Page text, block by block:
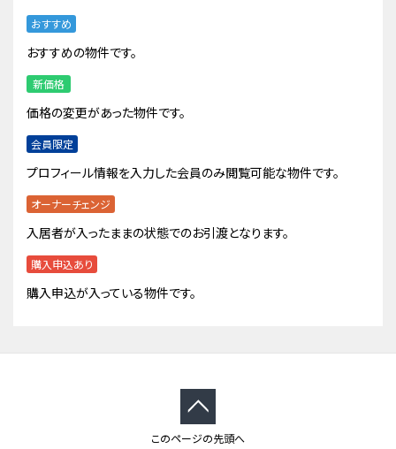
おすすめ
おすすめの物件です。
新価格
価格の変更があった物件です。
会員限定
プロフィール情報を入力した会員のみ閲覧可能な物件です。
オーナーチェンジ
入居者が入ったままの状態でのお引渡となります。
購入申込あり
購入申込が入っている物件です。
このページの先頭へ